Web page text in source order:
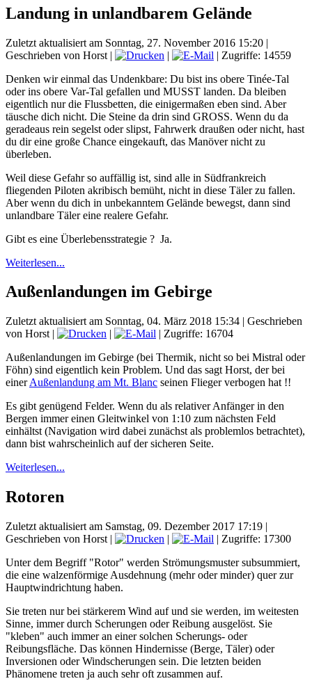
Landung in unlandbarem Gelände
Zuletzt aktualisiert am Sonntag, 27. November 2016 15:20 |
Geschrieben von Horst | |
| Zugriffe: 14559
Denken wir einmal das Undenkbare: Du bist ins obere Tinée-Tal
oder ins obere Var-Tal gefallen und MUSST landen. Da bleiben
eigentlich nur die Flussbetten, die einigermaßen eben sind. Aber
täusche dich nicht. Die Steine da drin sind GROSS. Wenn du da
geradeaus rein segelst oder slipst, Fahrwerk draußen oder nicht, hast
du dir eine große Chance eingekauft, das Manöver nicht zu
überleben.
Weil diese Gefahr so auffällig ist, sind alle in Südfrankreich
fliegenden Piloten akribisch bemüht, nicht in diese Täler zu fallen.
Aber wenn du dich in unbekanntem Gelände bewegst, dann sind
unlandbare Täler eine realere Gefahr.
Gibt es eine Überlebensstrategie ? Ja.
Weiterlesen...
Außenlandungen im Gebirge
Zuletzt aktualisiert am Sonntag, 04. März 2018 15:34 | Geschrieben
von Horst | |
| Zugriffe: 16704
Außenlandungen im Gebirge (bei Thermik, nicht so bei Mistral oder
Föhn) sind eigentlich kein Problem. Und das sagt Horst, der bei
einerAußenlandung am Mt. Blanc seinen Flieger verbogen hat !!
Es gibt genügend Felder. Wenn du als relativer Anfänger in den
Bergen immer einen Gleitwinkel von 1:10 zum nächsten Feld
einhältst (Navigation wird dabei zunächst als problemlos betrachtet),
dann bist wahrscheinlich auf der sicheren Seite.
Weiterlesen...
Rotoren
Zuletzt aktualisiert am Samstag, 09. Dezember 2017 17:19 |
Geschrieben von Horst | |
| Zugriffe: 17300
Unter dem Begriff "Rotor" werden Strömungsmuster subsummiert,
die eine walzenförmige Ausdehnung (mehr oder minder) quer zur
Hauptwindrichtung haben.
Sie treten nur bei stärkerem Wind auf und sie werden, im weitesten
Sinne, immer durch Scherungen oder Reibung ausgelöst. Sie
"kleben" auch immer an einer solchen Scherungs- oder
Reibungsfläche. Das können Hindernisse (Berge, Täler) oder
Inversionen oder Windscherungen sein. Die letzten beiden
Phänomene treten ja auch sehr oft zusammen auf.